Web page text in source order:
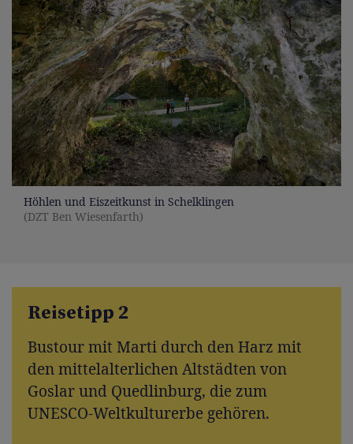
Höhlen und Eiszeitkunst in Schelklingen
(DZT Ben Wiesenfarth)
Reisetipp 2
Bustour mit Marti durch den Harz mit
den mittelalterlichen Altstädten von
Goslar und Quedlinburg, die zum
UNESCO-Weltkulturerbe gehören.